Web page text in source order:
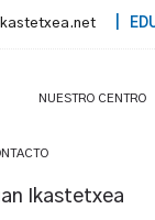
|
NUESTRO CENTRO
Ikastetxea